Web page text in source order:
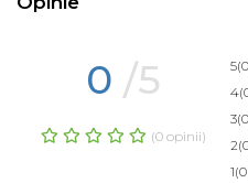
0 /5
(0 opinii)
5
4
3
2
1